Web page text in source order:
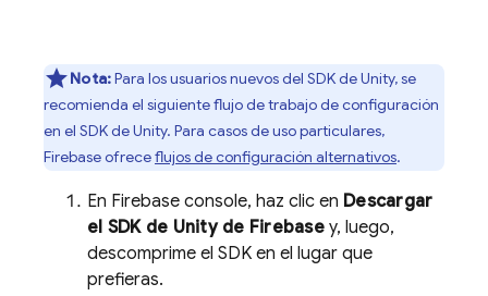
Nota:Para los usuarios nuevos del SDK de Unity, se
recomienda el siguiente flujo de trabajo de configuración
en el SDK de Unity. Para casos de uso particulares,
Firebase ofreceflujos de configuración alternativos.
En Firebase console, haz clic en Descargar
el SDK de Unityde Firebasey, luego,
descomprime el SDK en el lugar que
prefieras.